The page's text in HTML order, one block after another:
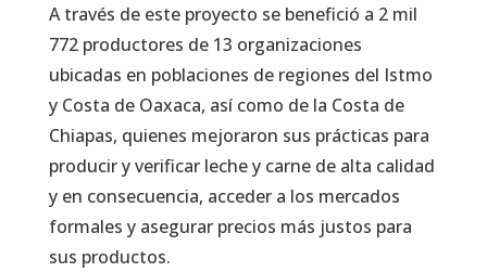
A través de este proyecto se benefició a 2 mil
772 productores de 13 organizaciones
ubicadas en poblaciones de regiones del Istmo
y Costa de Oaxaca, así como de la Costa de
Chiapas, quienes mejoraron sus prácticas para
producir y verificar leche y carne de alta calidad
y en consecuencia, acceder a los mercados
formales y asegurar precios más justos para
sus productos.